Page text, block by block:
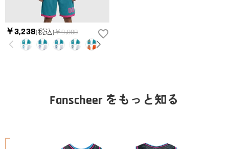
￥3,238(税込)￥9,000
Fanscheer をもっと知る